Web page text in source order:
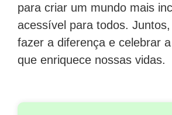
para criar um mundo mais
acessível para todos.
fazer a diferença e celebrar
que enriquece nossas vidas.